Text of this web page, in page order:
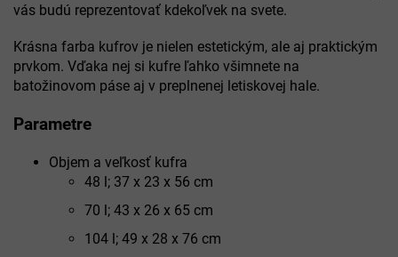
vás budú reprezentovať kdekoľvek na svete.
Krásna farba kufrov je nielen estetickým, ale aj praktickým
prvkom. Vďaka nej si kufre ľahko všimnete na
batožinovom páse aj v preplnenej letiskovej hale.
Parametre
Objem a veľkosť kufra
48 l; 37 x 23 x 56 cm
70 l; 43 x 26 x 65 cm
104 l; 49 x 28 x 76 cm